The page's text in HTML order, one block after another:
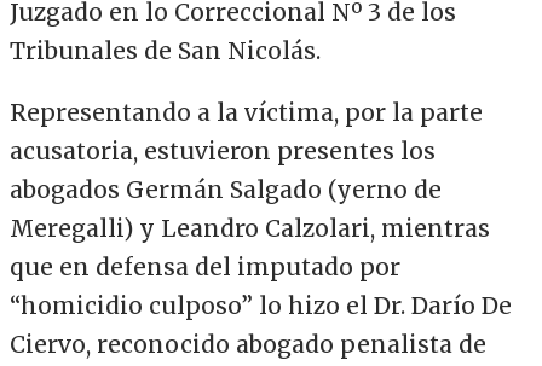
Juzgado en lo Correccional Nº 3 de los
Tribunales de San Nicolás.
Representando a la víctima, por la parte
acusatoria, estuvieron presentes los
abogados Germán Salgado (yerno de
Meregalli) y Leandro Calzolari, mientras
que en defensa del imputado por
“homicidio culposo” lo hizo el Dr. Darío De
Ciervo, reconocido abogado penalista de